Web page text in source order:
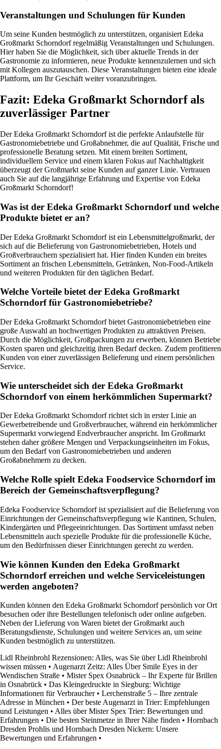
Veranstaltungen und Schulungen für Kunden
Um seine Kunden bestmöglich zu unterstützen, organisiert Edeka
Großmarkt Schorndorf regelmäßig Veranstaltungen und Schulungen.
Hier haben Sie die Möglichkeit, sich über aktuelle Trends in der
Gastronomie zu informieren, neue Produkte kennenzulernen und sich
mit Kollegen auszutauschen. Diese Veranstaltungen bieten eine ideale
Plattform, um Ihr Geschäft weiter voranzubringen.
Fazit: Edeka Großmarkt Schorndorf als
zuverlässiger Partner
Der Edeka Großmarkt Schorndorf ist die perfekte Anlaufstelle für
Gastronomiebetriebe und Großabnehmer, die auf Qualität, Frische und
professionelle Beratung setzen. Mit einem breiten Sortiment,
individuellem Service und einem klaren Fokus auf Nachhaltigkeit
überzeugt der Großmarkt seine Kunden auf ganzer Linie. Vertrauen
auch Sie auf die langjährige Erfahrung und Expertise von Edeka
Großmarkt Schorndorf!
Was ist der Edeka Großmarkt Schorndorf und welche
Produkte bietet er an?
Der Edeka Großmarkt Schorndorf ist ein Lebensmittelgroßmarkt, der
sich auf die Belieferung von Gastronomiebetrieben, Hotels und
Großverbrauchern spezialisiert hat. Hier finden Kunden ein breites
Sortiment an frischen Lebensmitteln, Getränken, Non-Food-Artikeln
und weiteren Produkten für den täglichen Bedarf.
Welche Vorteile bietet der Edeka Großmarkt
Schorndorf für Gastronomiebetriebe?
Der Edeka Großmarkt Schorndorf bietet Gastronomiebetrieben eine
große Auswahl an hochwertigen Produkten zu attraktiven Preisen.
Durch die Möglichkeit, Großpackungen zu erwerben, können Betriebe
Kosten sparen und gleichzeitig ihren Bedarf decken. Zudem profitieren
Kunden von einer zuverlässigen Belieferung und einem persönlichen
Service.
Wie unterscheidet sich der Edeka Großmarkt
Schorndorf von einem herkömmlichen Supermarkt?
Der Edeka Großmarkt Schorndorf richtet sich in erster Linie an
Gewerbetreibende und Großverbraucher, während ein herkömmlicher
Supermarkt vorwiegend Endverbraucher anspricht. Im Großmarkt
stehen daher größere Mengen und Verpackungseinheiten im Fokus,
um den Bedarf von Gastronomiebetrieben und anderen
Großabnehmern zu decken.
Welche Rolle spielt Edeka Foodservice Schorndorf im
Bereich der Gemeinschaftsverpflegung?
Edeka Foodservice Schorndorf ist spezialisiert auf die Belieferung von
Einrichtungen der Gemeinschaftsverpflegung wie Kantinen, Schulen,
Kindergärten und Pflegeeinrichtungen. Das Sortiment umfasst neben
Lebensmitteln auch spezielle Produkte für die professionelle Küche,
um den Bedürfnissen dieser Einrichtungen gerecht zu werden.
Wie können Kunden den Edeka Großmarkt
Schorndorf erreichen und welche Serviceleistungen
werden angeboten?
Kunden können den Edeka Großmarkt Schorndorf persönlich vor Ort
besuchen oder ihre Bestellungen telefonisch oder online aufgeben.
Neben der Lieferung von Waren bietet der Großmarkt auch
Beratungsdienste, Schulungen und weitere Services an, um seine
Kunden bestmöglich zu unterstützen.
Lidl Rheinbrohl Rezensionen: Alles, was Sie über Lidl Rheinbrohl
wissen müssen • Augenarzt Zeitz: Alles Über Smile Eyes in der
Wendischen Straße • Mister Spex Osnabrück – Ihr Experte für Brillen
in Osnabrück • Das Kleingedruckte in Siegburg: Wichtige
Informationen für Verbraucher• Lerchenstraße 5 – Ihre zentrale
Adresse in München • Der beste Augenarzt in Trier: Empfehlungen
und Leistungen • Alles über Mister Spex Trier: Bewertungen und
Erfahrungen • Die besten Steinmetze in Ihrer Nähe finden • Hornbach
Dresden Prohlis und Hornbach Dresden Nickern: Unsere
Bewertungen und Erfahrungen •